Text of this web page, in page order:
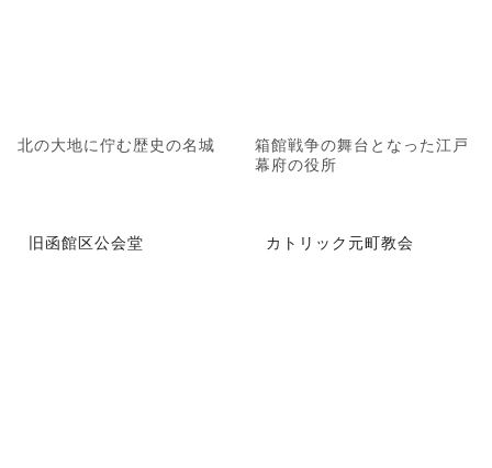
北の大地に佇む歴史の名城
箱館戦争の舞台となった江戸
幕府の役所
旧函館区公会堂 カトリック元町教会